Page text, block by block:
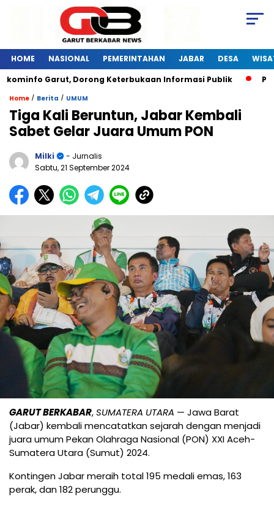
HOME NASIONAL PEMERINTAHAN JABAR DESA
Garut, Dorong Keterbukaan Informasi Publik
Home / Berita / UMUM
Tiga Kali Beruntun, Jabar Kembali
Sabet Gelar Juara Umum PON
Milki
- Jurnalis
Sabtu, 21 September 2024
GARUT BERKABAR,SUMATERA UTARA — Jawa Barat
(Jabar) kembali mencatatkan sejarah dengan menjadi
juara umum Pekan Olahraga Nasional (PON) XXI Aceh-
Sumatera Utara (Sumut) 2024.
Kontingen Jabar meraih total 195 medali emas, 163
perak, dan 182 perunggu.